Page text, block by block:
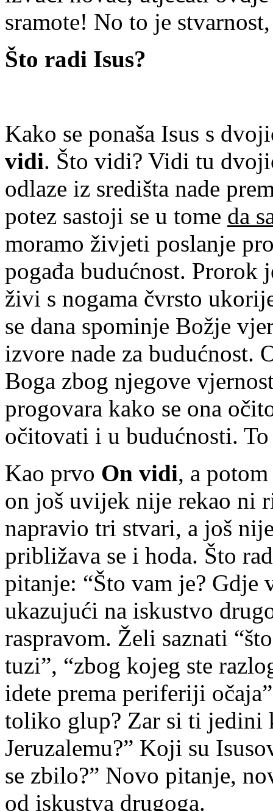
sramote! No to je
Što radi Isus?
Kako se ponaša Isus s
vidi. Što vidi? Vidi tu
odlaze iz središta nade
potez sastoji se u tome da
moramo živjeti poslanje
pogađa budućnost. Prorok
živi s nogama čvrsto
se dana spominje Božje
izvore nade za budućnost.
Boga zbog njegove
progovara kako se ona
očitovati i u budućnosti.
Kao prvo On vidi, a
on još uvijek nije rekao ni
napravio tri stvari, a još
približava se i hoda. Što
pitanje: “Što vam je? Gdje
ukazujući na iskustvo
raspravom. Želi saznati
tuzi”, “zbog kojeg ste
idete prema periferiji
toliko glup? Zar si ti jedini
Jeruzalemu?” Koji su
se zbilo?” Novo pitanje,
od iskustva drugoga.